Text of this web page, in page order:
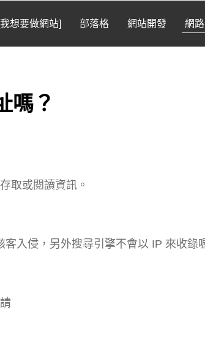
想要做網站] 部落格 網站開發 網
嗎？
取或閱讀資訊。
入侵，另外搜尋引擎不會以 IP 來收錄